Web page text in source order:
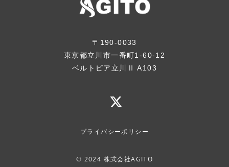
〒190-0033
東京都立川市一番町1-60-12
ベルトピア立川Ⅱ A103
プライバシーポリシー
© 2024 株式会社AGITO